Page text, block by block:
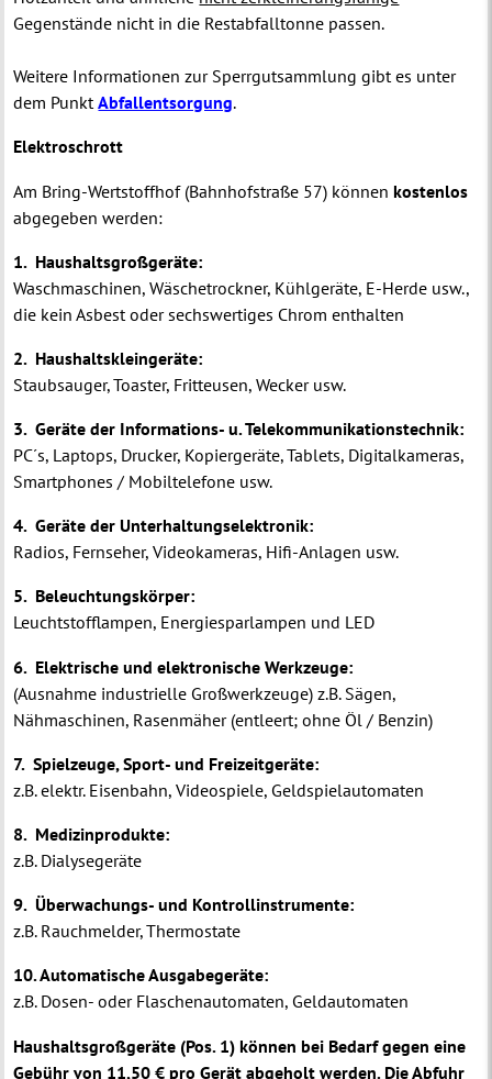
Gegenstände nicht in die Restabfalltonne passen.
Weitere Informationen zur Sperrgutsammlung gibt es unter
dem PunktAbfallentsorgung.
Elektroschrott
Am Bring-Wertstoffhof (Bahnhofstraße 57) könnenkostenlos
abgegeben werden:
1. Haushaltsgroßgeräte:
Waschmaschinen, Wäschetrockner, Kühlgeräte, E-Herde usw.,
die kein Asbest oder sechswertiges Chrom enthalten
2. Haushaltskleingeräte:
Staubsauger, Toaster, Fritteusen, Wecker usw.
3. Geräte der Informations- u. Telekommunikationstechnik:
PC´s, Laptops, Drucker, Kopiergeräte, Tablets, Digitalkameras,
Smartphones / Mobiltelefone usw.
4. Geräte der Unterhaltungselektronik:
Radios, Fernseher, Videokameras, Hifi-Anlagen usw.
5. Beleuchtungskörper:
Leuchtstofflampen, Energiesparlampen und LED
6. Elektrische und elektronische Werkzeuge:
(Ausnahme industrielle Großwerkzeuge) z.B. Sägen,
Nähmaschinen, Rasenmäher (entleert; ohne Öl / Benzin)
7. Spielzeuge, Sport- und Freizeitgeräte:
z.B. elektr. Eisenbahn, Videospiele, Geldspielautomaten
8. Medizinprodukte:
z.B. Dialysegeräte
9. Überwachungs- und Kontrollinstrumente:
z.B. Rauchmelder, Thermostate
10. Automatische Ausgabegeräte:
z.B. Dosen- oder Flaschenautomaten, Geldautomaten
Haushaltsgroßgeräte (Pos. 1) können bei Bedarf gegen eine
Gebühr von 11,50 € pro Gerät abgeholt werden. Die Abfuhr